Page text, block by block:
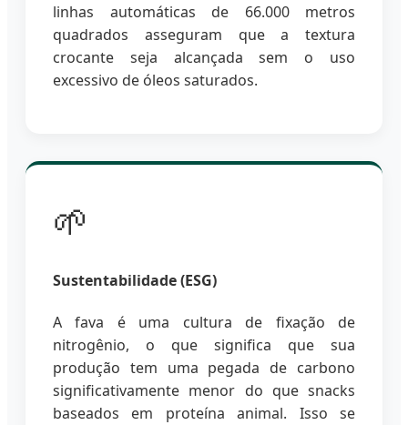
linhas automáticas de 66.000 metros
quadrados asseguram que a textura
crocante seja alcançada sem o uso
excessivo de óleos saturados.
🌱
Sustentabilidade (ESG)
A fava é uma cultura de fixação de
nitrogênio, o que significa que sua
produção tem uma pegada de carbono
significativamente menor do que snacks
baseados em proteína animal. Isso se